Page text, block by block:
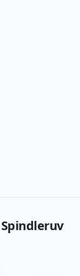
Spindleruv